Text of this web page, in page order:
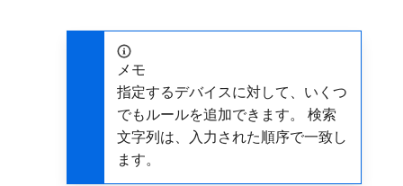
メモ
指定するデバイスに対して、いくつ
でもルールを追加できます。 検索
文字列は、入力された順序で一致し
ます。